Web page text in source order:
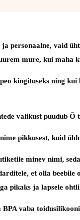
personaalne, vaid
mure, kui maha
kingituseks ning kui
valikust puudub Õ
pikkusest, kuid
minev nimi,
et olla
pikaks ja lapsele
vaba